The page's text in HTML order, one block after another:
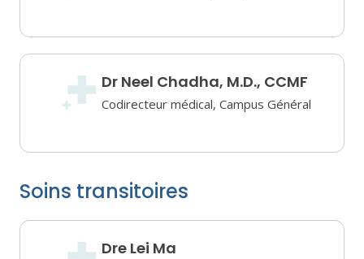
Dr Neel Chadha, M.D., CCMF
Codirecteur médical, Campus Général
Soins transitoires
Dre Lei Ma